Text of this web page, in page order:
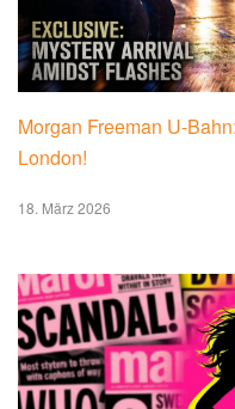
Morgan Freeman U-
London!
18. März 2026